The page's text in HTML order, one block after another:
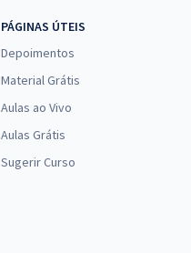
PÁGINAS ÚTEIS
Depoimentos
Material Grátis
Aulas ao Vivo
Aulas Grátis
Sugerir Curso